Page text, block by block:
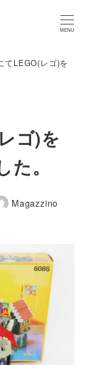
MENU
てLEGO(レゴ)を
ゴ)を
。
Magazzino